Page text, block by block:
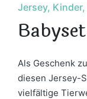
Posted
in
Jersey Kinder
Als Geschenk
diesen Jersey-
vielfältige